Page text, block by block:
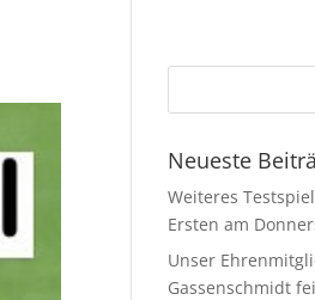
Neueste
Weiteres
Ersten am
Unser
Gassenschmidt